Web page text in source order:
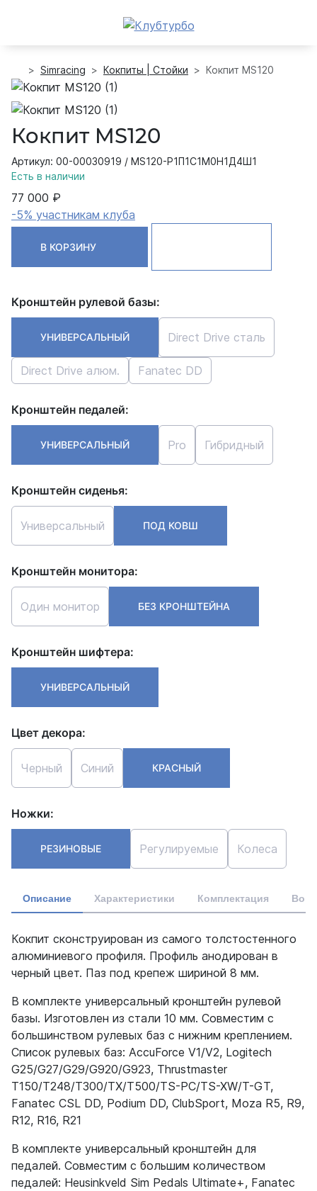
Simracing Кокпиты | Стойки Кокпит MS120
Кокпит MS120
Артикул: 00-00030919 / MS120-Р1П1С1М0Н1Д4Ш1
Есть в наличии
77 000 ₽
-5% участникам клуба
В КОРЗИНУ
Кронштейн рулевой базы:
УНИВЕРСАЛЬНЫЙ Direct Drive сталь
Direct Drive алюм. Fanatec DD
Кронштейн педалей:
УНИВЕРСАЛЬНЫЙ Pro Гибридный
Кронштейн сиденья:
Универсальный ПОД КОВШ
Кронштейн монитора:
Один монитор БЕЗ КРОНШТЕЙНА
Кронштейн шифтера:
УНИВЕРСАЛЬНЫЙ
Цвет декора:
Черный Синий КРАСНЫЙ
Ножки:
РЕЗИНОВЫЕ Регулируемые Колеса
Описание Характеристики Комплектация
Кокпит сконструирован из самого толстостенного
алюминиевого профиля. Профиль анодирован в
черный цвет. Паз под крепеж шириной 8 мм.
В комплекте универсальный кронштейн рулевой
базы. Изготовлен из стали 10 мм. Совместим с
большинством рулевых баз с нижним креплением.
Список рулевых баз: AccuForce V1/V2, Logitech
G25/G27/G29/G920/G923, Thrustmaster
T150/T248/T300/TX/T500/TS-PC/TS-XW/T-GT,
Fanatec CSL DD, Podium DD, ClubSport, Moza R5, R9,
R12, R16, R21
В комплекте универсальный кронштейн для
педалей. Совместим с большим количеством
педалей: Heusinkveld Sim Pedals Ultimate+, Fanatec